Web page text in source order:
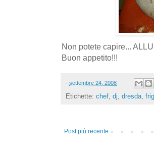
Non potete capire...
Buon appetito!!!
- settembre 24, 2008
Etichette: chef, dj, dresda,
Post più recente